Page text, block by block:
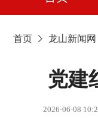
首页 龙山新闻网
党建
2026-06-08